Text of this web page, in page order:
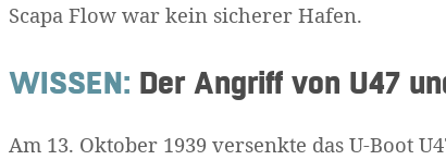
Scapa Flow war kein sicherer Hafen.
WISSEN: Der Angriff von U47
Am 13. Oktober 1939 versenkte das U-Boot